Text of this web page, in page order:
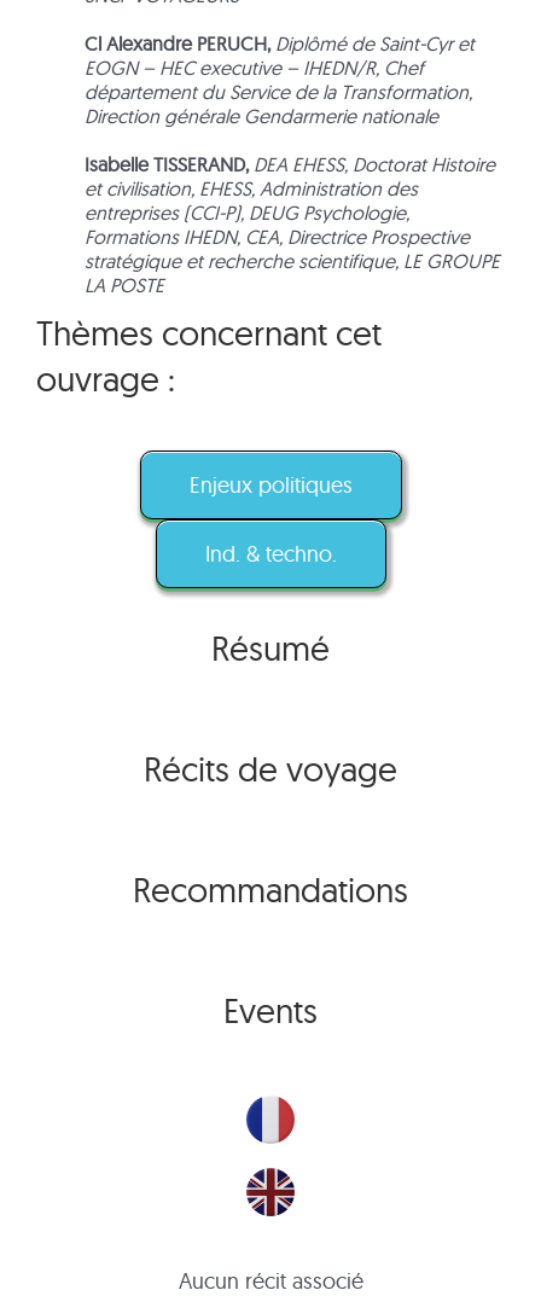
Cl Alexandre PERUCH, Diplômé de Saint-Cyr et
EOGN – HEC executive – IHEDN/R, Chef
département du Service de la Transformation,
Direction générale Gendarmerie nationale
Isabelle TISSERAND, DEA EHESS, Doctorat Histoire
et civilisation, EHESS, Administration des
entreprises (CCI-P), DEUG Psychologie,
Formations IHEDN, CEA, Directrice Prospective
stratégique et recherche scientifique, LE GROUPE
LA POSTE
Thèmes concernant cet
ouvrage :
Enjeux politiques
Ind. & techno.
Résumé
Récits de voyage
Recommandations
Events
Aucun récit associé